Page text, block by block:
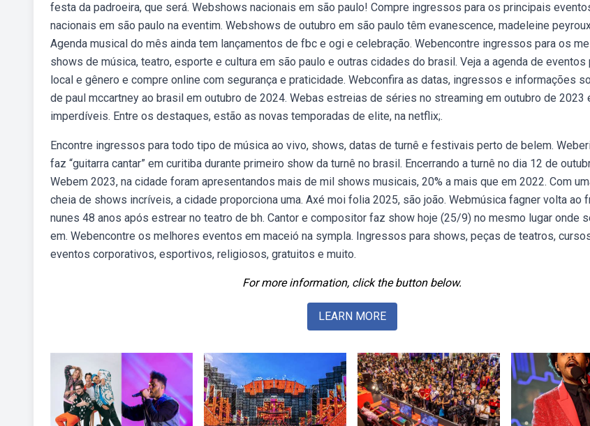
festa da padroeira, que será. Webshows nacionais em são paulo! Compre ingressos para os principais
nacionais em são paulo na eventim. Webshows de outubro em são paulo têm evanescence, madeleine
Agenda musical do mês ainda tem lançamentos de fbc e ogi e celebração. Webencontre ingressos para os
shows de música, teatro, esporte e cultura em são paulo e outras cidades do brasil. Veja a agenda de eventos
local e gênero e compre online com segurança e praticidade. Webconfira as datas, ingressos e informações
de paul mccartney ao brasil em outubro de 2024. Webas estreias de séries no streaming em outubro de 2023
imperdíveis. Entre os destaques, estão as novas temporadas de elite, na netflix;.
Encontre ingressos para todo tipo de música ao vivo, shows, datas de turnê e festivais perto de belem.
faz “guitarra cantar” em curitiba durante primeiro show da turnê no brasil. Encerrando a turnê no dia 12 de
Webem 2023, na cidade foram apresentandos mais de mil shows musicais, 20% a mais que em 2022. Com
cheia de shows incríveis, a cidade proporciona uma. Axé moi folia 2025, são joão. Webmúsica fagner volta ao
nunes 48 anos após estrear no teatro de bh. Cantor e compositor faz show hoje (25/9) no mesmo lugar onde
em. Webencontre os melhores eventos em maceió na sympla. Ingressos para shows, peças de teatros,
eventos corporativos, esportivos, religiosos, gratuitos e muito.
For more information, click the button below.
LEARN MORE